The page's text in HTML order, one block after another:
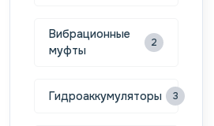
Вибрационные
муфты
2
Гидроаккумуляторы 3